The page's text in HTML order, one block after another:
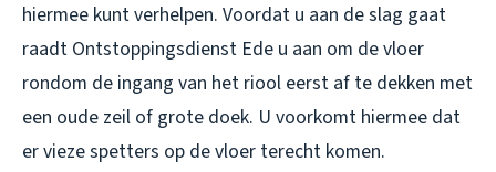
hiermee kunt verhelpen. Voordat u aan de slag gaat
raadt Ontstoppingsdienst Ede u aan om de vloer
rondom de ingang van het riool eerst af te dekken met
een oude zeil of grote doek. U voorkomt hiermee dat
er vieze spetters op de vloer terecht komen.